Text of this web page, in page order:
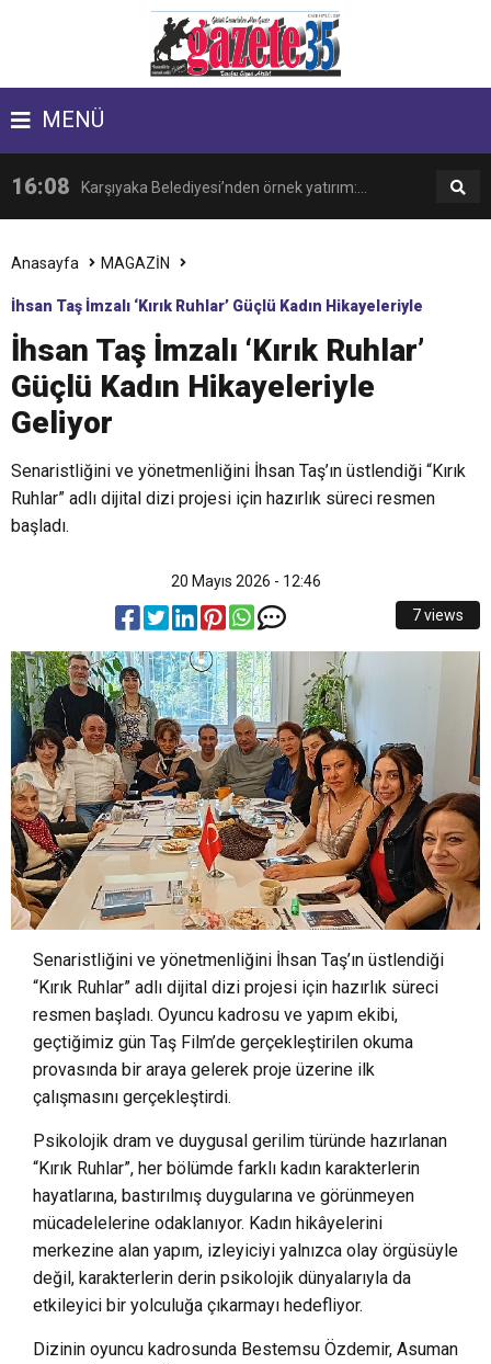
MENÜ
Latife Tekin Manisalı Sanatseverlerle Buluştu
16:38 Kemeraltı’nın kent kimliğindeki rolü Kültürel
Miras Söyleşileri’nde ele alındı
16:08 Karşıyaka Belediyesi’nden örnek yatırım:
Zübeyde Hanım Sosyal Tesisi açılıyor!
14:18 İzmir, kadınların katılımıyla güçleniyor
17:09 Latife Tekin Manisalı Sanatseverlerle Buluştu
16:38 Kemeraltı’nın kent kimliğindeki rolü Kültürel
Anasayfa MAGAZİN
İhsan Taş İmzalı ‘Kırık Ruhlar’ Güçlü Kadın Hikayeleriyle
Geliyor
İhsan Taş İmzalı ‘Kırık Ruhlar’
Güçlü Kadın Hikayeleriyle
Geliyor
Senaristliğini ve yönetmenliğini İhsan Taş’ın üstlendiği “Kırık
Ruhlar” adlı dijital dizi projesi için hazırlık süreci resmen
başladı.
20 Mayıs 2026 - 12:46
7 views
Senaristliğini ve yönetmenliğini İhsan Taş’ın üstlendiği
“Kırık Ruhlar” adlı dijital dizi projesi için hazırlık süreci
resmen başladı. Oyuncu kadrosu ve yapım ekibi,
geçtiğimiz gün Taş Film’de gerçekleştirilen okuma
provasında bir araya gelerek proje üzerine ilk
çalışmasını gerçekleştirdi.
Psikolojik dram ve duygusal gerilim türünde hazırlanan
“Kırık Ruhlar”, her bölümde farklı kadın karakterlerin
hayatlarına, bastırılmış duygularına ve görünmeyen
mücadelelerine odaklanıyor. Kadın hikâyelerini
merkezine alan yapım, izleyiciyi yalnızca olay örgüsüyle
değil, karakterlerin derin psikolojik dünyalarıyla da
etkileyici bir yolculuğa çıkarmayı hedefliyor.
Dizinin oyuncu kadrosunda Bestemsu Özdemir, Asuman